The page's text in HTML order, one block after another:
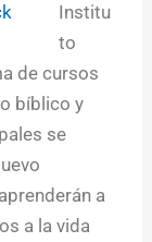
Institu
to
de cursos
bíblico y
se
a
a la vida